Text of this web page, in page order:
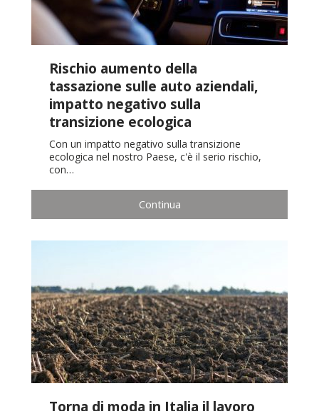
Rischio aumento della
tassazione sulle auto aziendali,
impatto negativo sulla
transizione ecologica
Con un impatto negativo sulla transizione
ecologica nel nostro Paese, c'è il serio rischio,
con…
Continua
Torna di moda in Italia il lavoro